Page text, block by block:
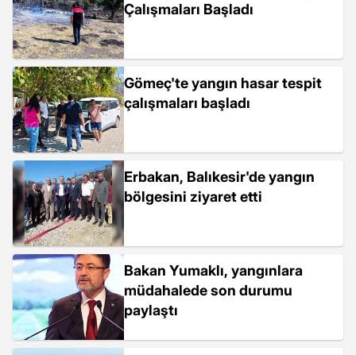
Çalışmaları Başladı
Gömeç'te yangın hasar tespit
çalışmaları başladı
Erbakan, Balıkesir'de yangın
bölgesini ziyaret etti
Bakan Yumaklı, yangınlara
müdahalede son durumu
paylaştı